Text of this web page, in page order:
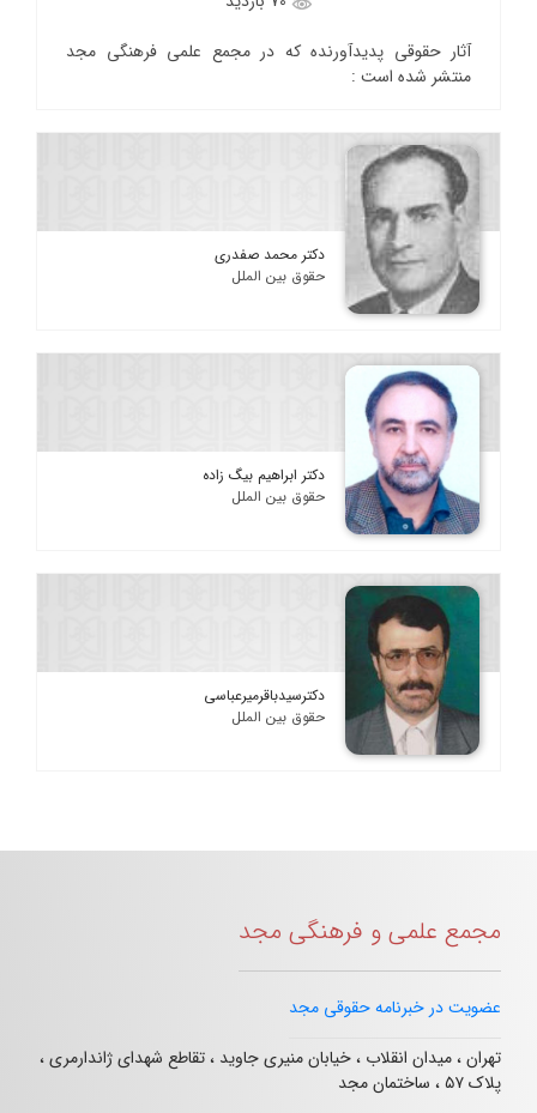
آثار حقوقی پدیدآورنده که در مجمع علمی فرهنگی مجد
منتشر شده است :
دکتر محمد صفدری
حقوق بین الملل
دکتر ابراهیم بیگ زاده
حقوق بین الملل
دکترسیدباقرمیرعباسی
حقوق بین الملل
مجمع علمی و فرهنگی مجد
عضویت در خبرنامه حقوقی مجد
تهران ، میدان انقلاب ، خیابان منیری جاوید ، تقاطع شهدای ژاندارمری ،
پلاک ۵۷ ، ساختمان مجد